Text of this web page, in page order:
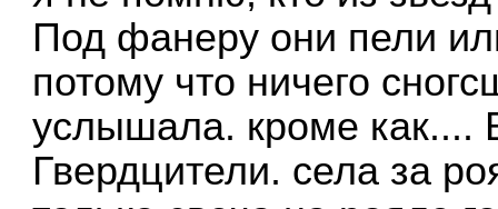
Под фанеру они пели
потому что ничего
услышала. кроме
Гвердцители. села за